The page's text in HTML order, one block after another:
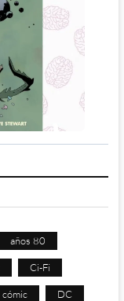
años 80
Ci-Fi
cómic DC